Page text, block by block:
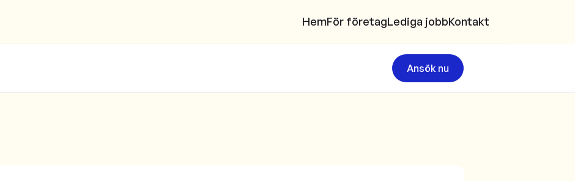
HemFör företagLediga jobbKontakt
Ansök nu